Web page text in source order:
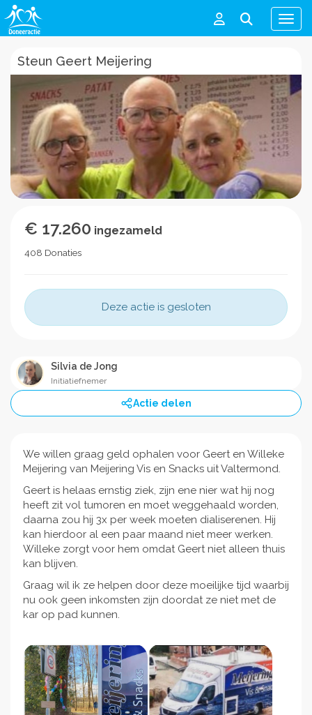
Menu
Steun Geert Meijering
€ 17.260 ingezameld
408 Donaties
Deze actie is gesloten
Silvia de Jong
Initiatiefnemer
Actie delen
We willen graag geld ophalen voor Geert en Willeke
Meijering van Meijering Vis en Snacks uit Valtermond.
Geert is helaas ernstig ziek, zijn ene nier wat hij nog
heeft zit vol tumoren en moet weggehaald worden,
daarna zou hij 3x per week moeten dialiserenen. Hij
kan hierdoor al een paar maand niet meer werken.
Willeke zorgt voor hem omdat Geert niet alleen thuis
kan blijven.
Graag wil ik ze helpen door deze moeilijke tijd waarbij
nu ook geen inkomsten zijn doordat ze niet met de
kar op pad kunnen.